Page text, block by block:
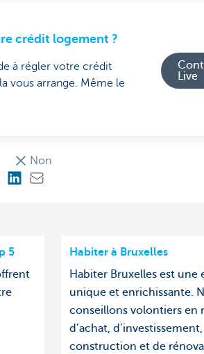
crédit logement ?
à régler votre crédit
vous arrange. Même le
Live
Non
5
Habiter à Bruxelles
Habiter Bruxelles est une
unique et enrichissante.
conseillons volontiers en
d’achat,
construction et de